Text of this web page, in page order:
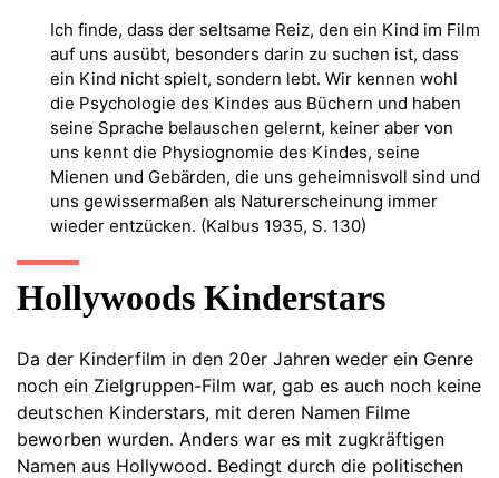
Ich finde, dass der seltsame Reiz, den ein Kind im Film
auf uns ausübt, besonders darin zu suchen ist, dass
ein Kind nicht spielt, sondern lebt. Wir kennen wohl
die Psychologie des Kindes aus Büchern und haben
seine Sprache belauschen gelernt, keiner aber von
uns kennt die Physiognomie des Kindes, seine
Mienen und Gebärden, die uns geheimnisvoll sind und
uns gewissermaßen als Naturerscheinung immer
wieder entzücken. (Kalbus 1935, S. 130)
Hollywoods Kinderstars
Da der Kinderfilm in den 20er Jahren weder ein Genre
noch ein Zielgruppen-Film war, gab es auch noch keine
deutschen Kinderstars, mit deren Namen Filme
beworben wurden. Anders war es mit zugkräftigen
Namen aus Hollywood. Bedingt durch die politischen